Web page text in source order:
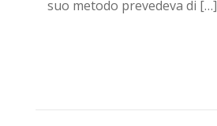
suo metodo prevedeva di […]